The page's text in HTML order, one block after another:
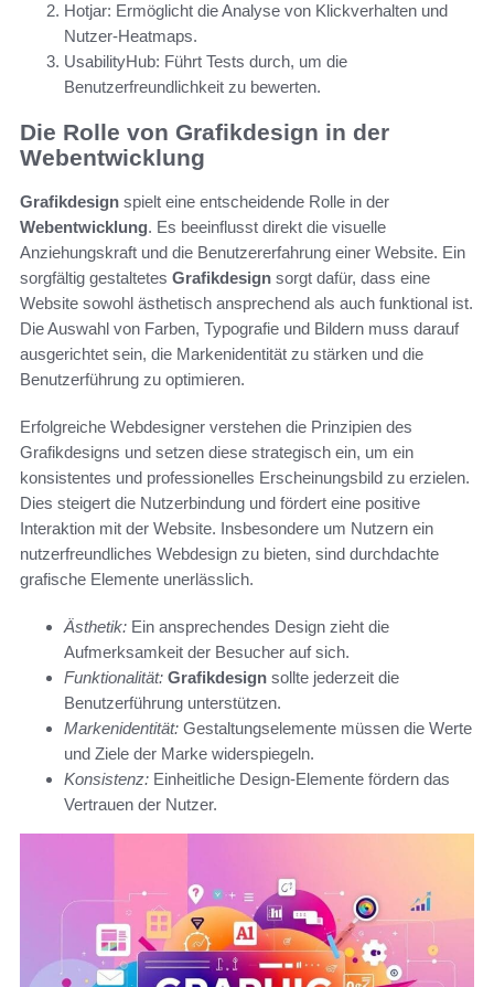
Hotjar: Ermöglicht die Analyse von Klickverhalten und
Nutzer-Heatmaps.
UsabilityHub: Führt Tests durch, um die
Benutzerfreundlichkeit zu bewerten.
Die Rolle von Grafikdesign in der
Webentwicklung
Grafikdesign spielt eine entscheidende Rolle in der
Webentwicklung. Es beeinflusst direkt die visuelle
Anziehungskraft und die Benutzererfahrung einer Website. Ein
sorgfältig gestaltetes Grafikdesign sorgt dafür, dass eine
Website sowohl ästhetisch ansprechend als auch funktional ist.
Die Auswahl von Farben, Typografie und Bildern muss darauf
ausgerichtet sein, die Markenidentität zu stärken und die
Benutzerführung zu optimieren.
Erfolgreiche Webdesigner verstehen die Prinzipien des
Grafikdesigns und setzen diese strategisch ein, um ein
konsistentes und professionelles Erscheinungsbild zu erzielen.
Dies steigert die Nutzerbindung und fördert eine positive
Interaktion mit der Website. Insbesondere um Nutzern ein
nutzerfreundliches Webdesign zu bieten, sind durchdachte
grafische Elemente unerlässlich.
Ästhetik: Ein ansprechendes Design zieht die
Aufmerksamkeit der Besucher auf sich.
Funktionalität: Grafikdesign sollte jederzeit die
Benutzerführung unterstützen.
Markenidentität: Gestaltungselemente müssen die Werte
und Ziele der Marke widerspiegeln.
Konsistenz: Einheitliche Design-Elemente fördern das
Vertrauen der Nutzer.